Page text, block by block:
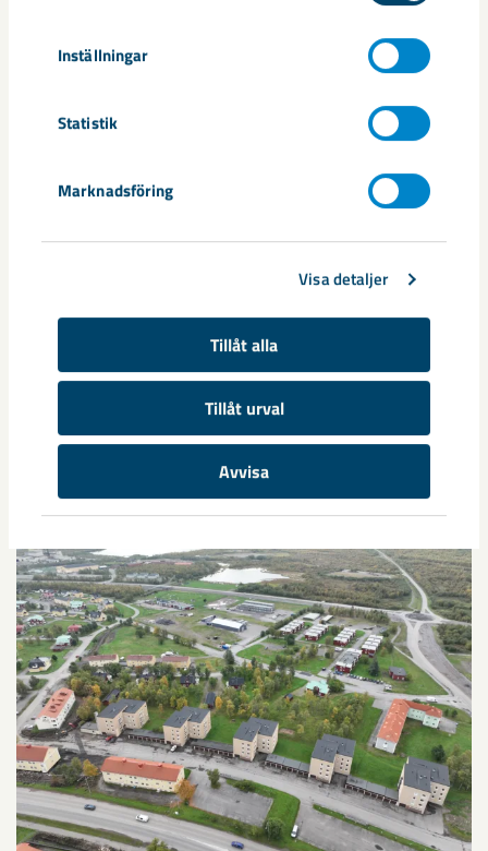
Inställningar
Statistik
Marknadsföring
Visa detaljer
Tillåt alla
Tillåt urval
Avvisa
ärker regionens position i global omställning_22
Dela
samhällsomvandling
Relaterat innehåll